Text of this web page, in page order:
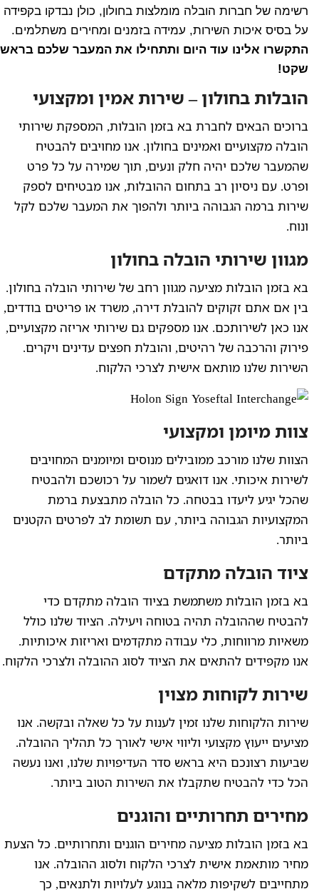
רשימה של חברות הובלה מומלצות בחולון, כולן נבדקו בקפידה
על בסיס איכות השירות, עמידה בזמנים ומחירים משתלמים.
התקשרו אלינו עוד היום ותתחילו את המעבר שלכם בראש
שקט!
הובלות בחולון – שירות אמין ומקצועי
ברוכים הבאים לחברת בא בזמן הובלות, המספקת שירותי
הובלה מקצועיים ואמינים בחולון. אנו מחויבים להבטיח
שהמעבר שלכם יהיה חלק ונעים, תוך שמירה על כל פרט
ופרט. עם ניסיון רב בתחום ההובלות, אנו מבטיחים לספק
שירות ברמה הגבוהה ביותר ולהפוך את המעבר שלכם לקל
ונוח.
מגוון שירותי הובלה בחולון
בא בזמן הובלות מציעה מגוון רחב של שירותי הובלה בחולון.
בין אם אתם זקוקים להובלת דירה, משרד או פריטים בודדים,
אנו כאן לשירותכם. אנו מספקים גם שירותי אריזה מקצועיים,
פירוק והרכבה של רהיטים, והובלת חפצים עדינים ויקרים.
השירות שלנו מותאם אישית לצרכי הלקוח.
צוות מיומן ומקצועי
הצוות שלנו מורכב ממובילים מנוסים ומיומנים המחויבים
לשירות איכותי. אנו דואגים לשמור על רכושכם ולהבטיח
שהכל יגיע ליעדו בבטחה. כל הובלה מתבצעת ברמת
המקצועיות הגבוהה ביותר, עם תשומת לב לפרטים הקטנים
ביותר.
ציוד הובלה מתקדם
בא בזמן הובלות משתמשת בציוד הובלה מתקדם כדי
להבטיח שההובלה תהיה בטוחה ויעילה. הציוד שלנו כולל
משאיות מרווחות, כלי עבודה מתקדמים ואריזות איכותיות.
אנו מקפידים להתאים את הציוד לסוג ההובלה ולצרכי הלקוח.
שירות לקוחות מצוין
שירות הלקוחות שלנו זמין לענות על כל שאלה ובקשה. אנו
מציעים ייעוץ מקצועי וליווי אישי לאורך כל תהליך ההובלה.
שביעות רצונכם היא בראש סדר העדיפויות שלנו, ואנו נעשה
הכל כדי להבטיח שתקבלו את השירות הטוב ביותר.
מחירים תחרותיים והוגנים
בא בזמן הובלות מציעה מחירים הוגנים ותחרותיים. כל הצעת
מחיר מותאמת אישית לצרכי הלקוח ולסוג ההובלה. אנו
מתחייבים לשקיפות מלאה בנוגע לעלויות ולתנאים, כך